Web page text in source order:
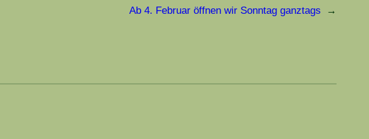
Ab 4. Februar öffnen wir Sonntag ganztags →